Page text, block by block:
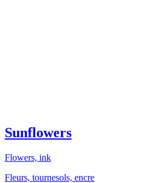
Sunflowers
Flowers, ink
Fleurs, tournesols, encre